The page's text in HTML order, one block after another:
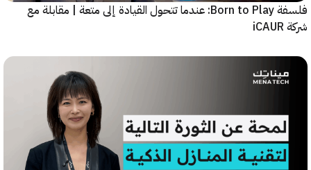
فلسفة Born to Play: عندما تتحول القيادة إلى متعة | مقابلة مع